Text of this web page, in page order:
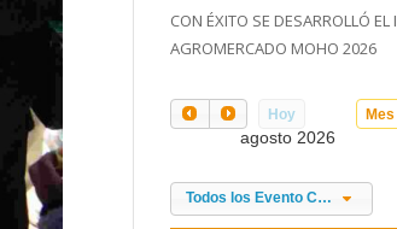
CON ÉXITO SE DESARROLLÓ EL I
AGROMERCADO MOHO 2026
Hoy Mes
agosto 2026
Todos los Evento Categories